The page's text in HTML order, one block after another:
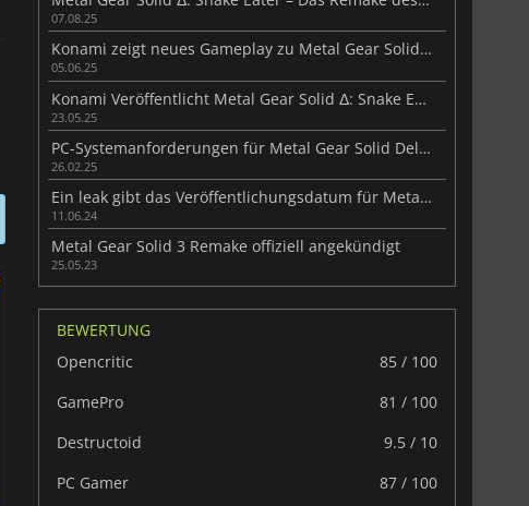
07.08.25
Konami zeigt neues Gameplay zu Metal Gear Solid Δ: Snake Eater
05.06.25
Konami Veröffentlicht Metal Gear Solid Δ: Snake Eater Opening Movie
23.05.25
PC-Systemanforderungen für Metal Gear Solid Delta: Snake Eater enthüllt
26.02.25
Ein leak gibt das Veröffentlichungsdatum für Metal Gear Solid Delta: Snake Eater
11.06.24
Metal Gear Solid 3 Remake offiziell angekündigt
25.05.23
BEWERTUNG
Opencritic
85 / 100
GamePro
81 / 100
Destructoid
9.5 / 10
PC Gamer
87 / 100